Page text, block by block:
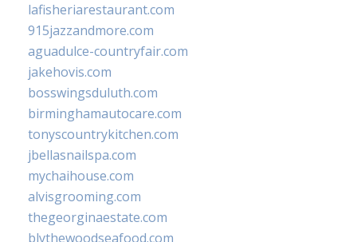
lafisheriarestaurant.com
915jazzandmore.com
aguadulce-countryfair.com
jakehovis.com
bosswingsduluth.com
birminghamautocare.com
tonyscountrykitchen.com
jbellasnailspa.com
mychaihouse.com
alvisgrooming.com
thegeorginaestate.com
blythewoodseafood.com